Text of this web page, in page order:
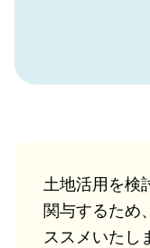
土地活用を検
関与するため、
ススメいたし